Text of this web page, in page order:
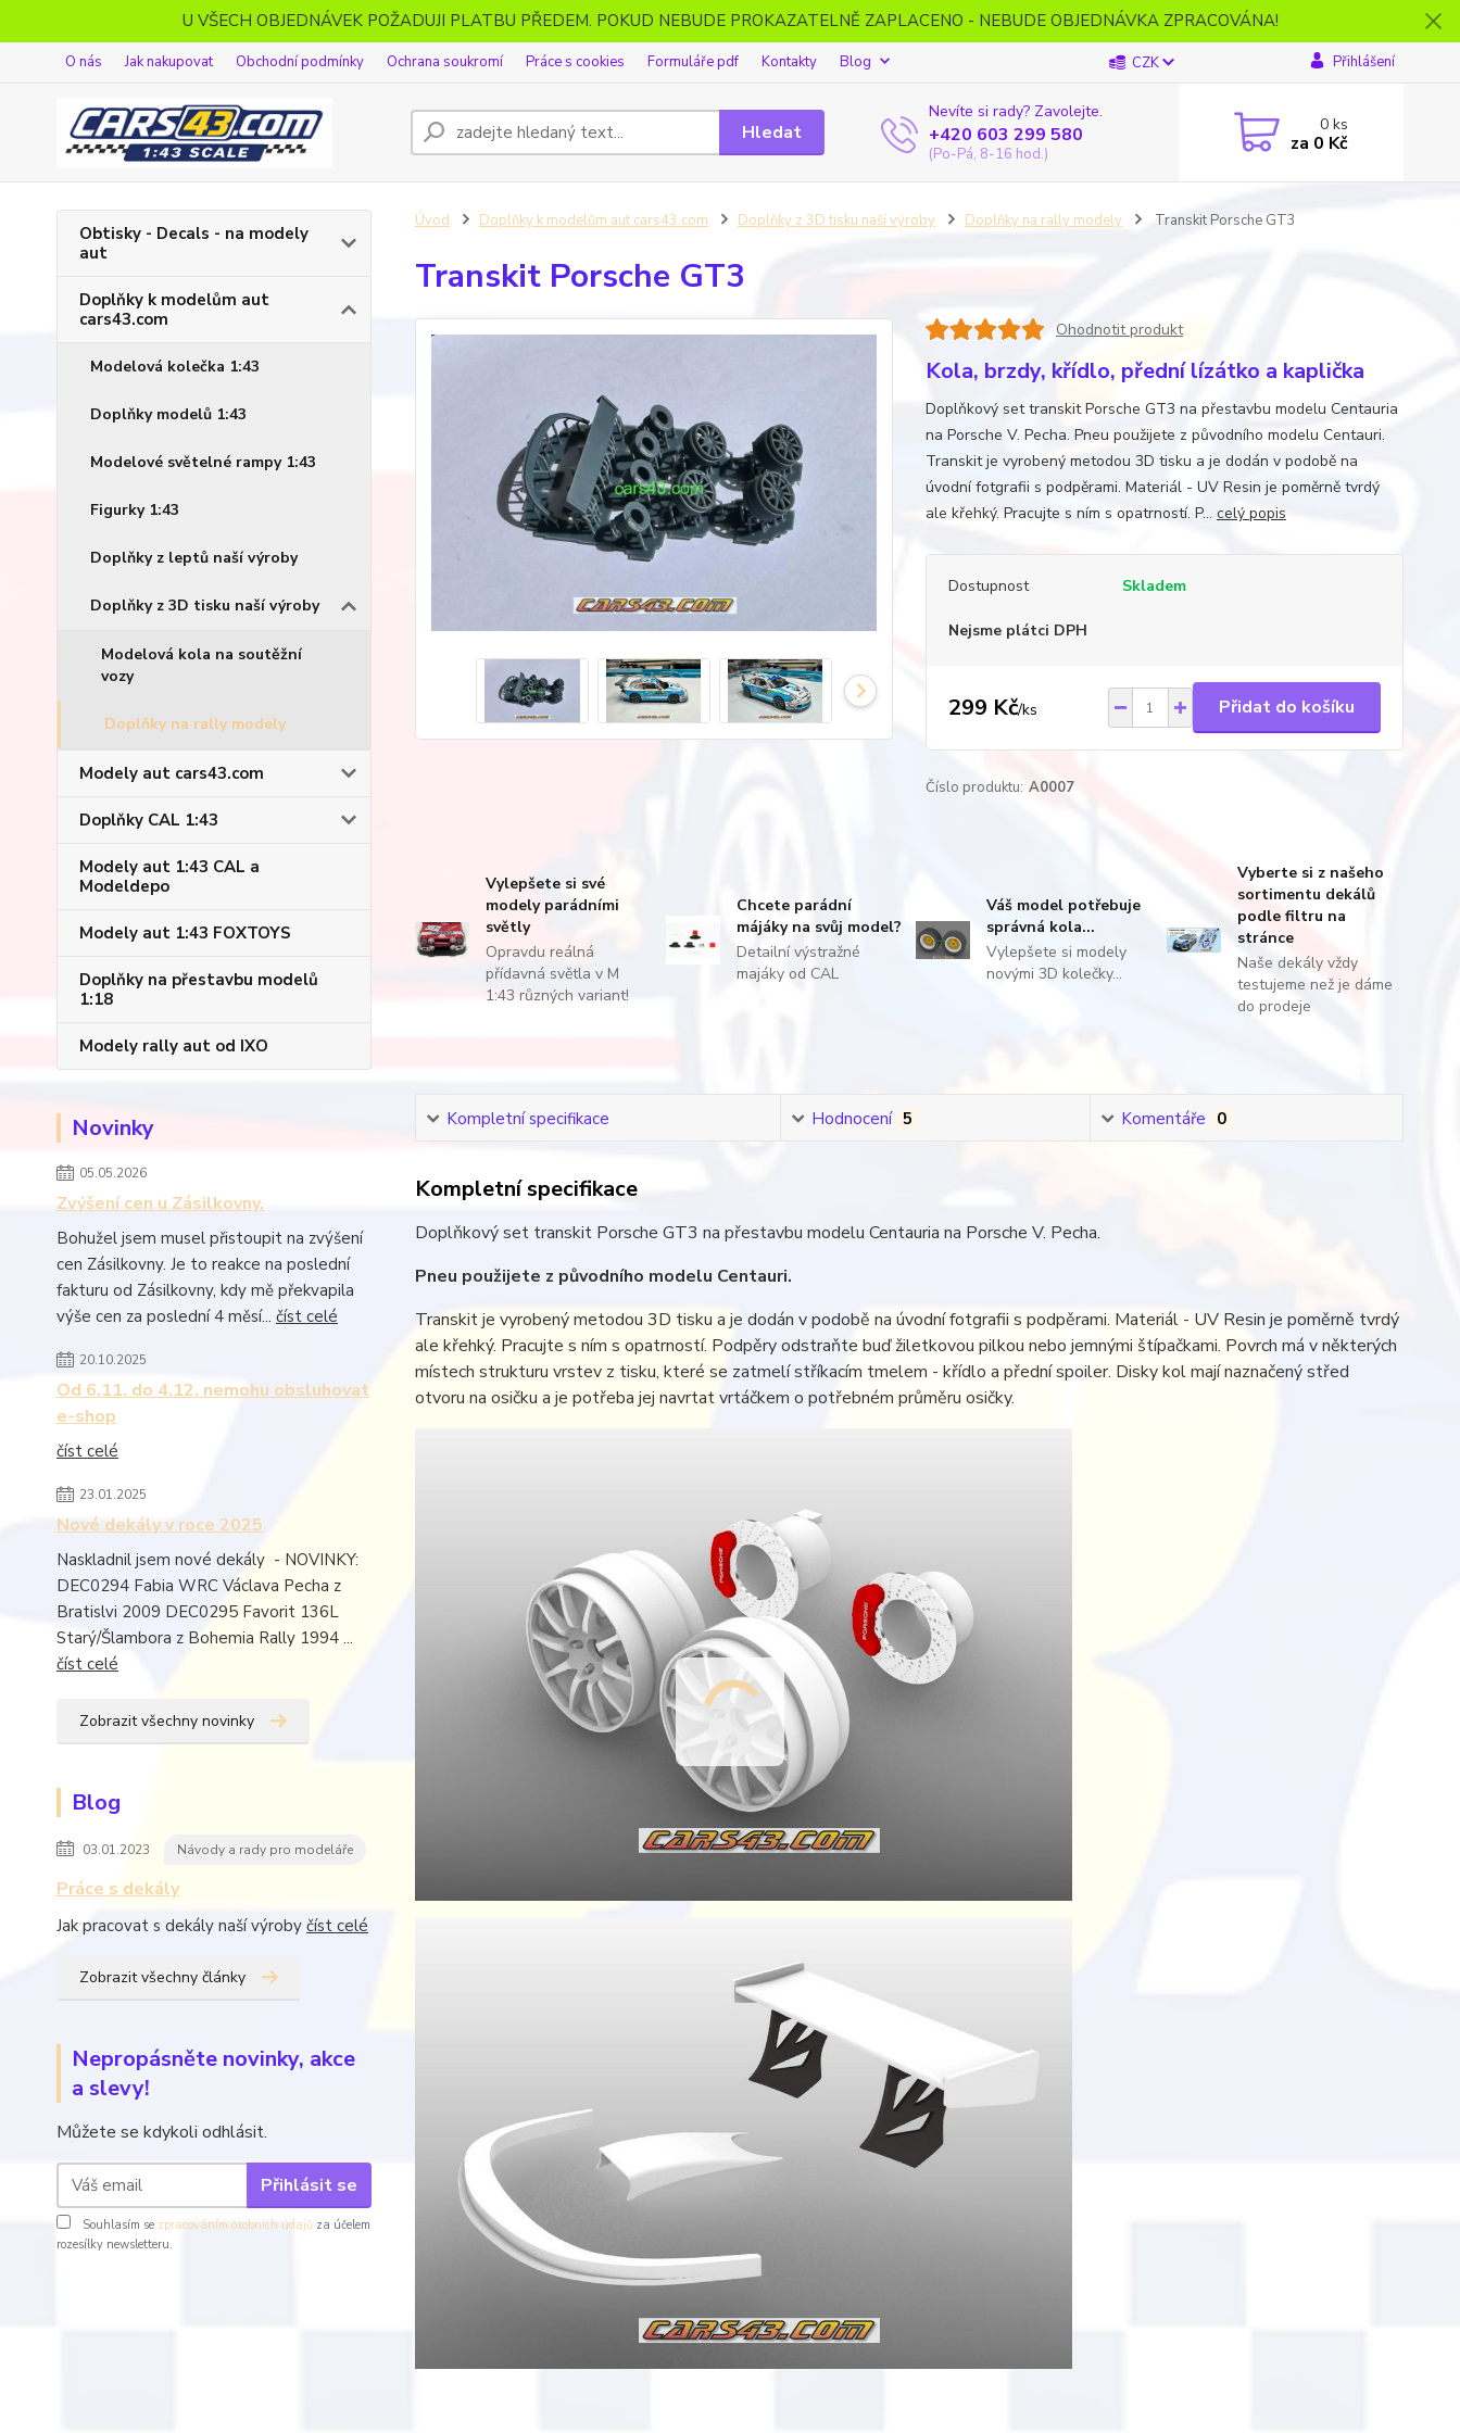
U VŠECH OBJEDNÁVEK POŽADUJI PLATBU PŘEDEM. POKUD NEBUDE PROKAZATELNĚ ZAPLACENO - NEBUDE OBJEDNÁVKA ZPRACOVÁNA!
O nás Jak nakupovat Obchodní podmínky Ochrana soukromí Práce s cookies Formuláře pdf Kontakty Blog CZK Přihlášení
Hledat
Nevíte si rady? Zavolejte.
+420 603 299 580
(Po-Pá, 8-16 hod.)
0ks
za 0 Kč
Obtisky - Decals - na modely
aut
Doplňky k modelům aut
cars43.com
Modelová kolečka 1:43
Doplňky modelů 1:43
Modelové světelné rampy 1:43
Figurky 1:43
Doplňky z leptů naší výroby
Doplňky z 3D tisku naší výroby
Modelová kola na soutěžní
vozy
Doplňky na rally modely
Modely aut cars43.com
Doplňky CAL 1:43
Modely aut 1:43 CAL a
Modeldepo
Modely aut 1:43 FOXTOYS
Doplňky na přestavbu modelů
1:18
Modely rally aut od IXO
Novinky
05.05.2026
Zvýšení cen u Zásilkovny.
Bohužel jsem musel přistoupit na zvýšení
cen Zásilkovny. Je to reakce na poslední
fakturu od Zásilkovny, kdy mě překvapila
výše cen za poslední 4 měsí... číst celé
20.10.2025
Od 6.11. do 4.12. nemohu obsluhovat
e-shop
číst celé
23.01.2025
Nové dekály v roce 2025
Naskladnil jsem nové dekály - NOVINKY:
DEC0294 Fabia WRC Václava Pecha z
Bratislvi 2009 DEC0295 Favorit 136L
Starý/Šlambora z Bohemia Rally 1994 ...
číst celé
Zobrazit všechny novinky
Blog
03.01.2023 Návody a rady pro modeláře
Práce s dekály
Jak pracovat s dekály naší výroby číst celé
Zobrazit všechny články
Nepropásněte novinky, akce
a slevy!
Můžete se kdykoli odhlásit.
Přihlásit se
Souhlasím se zpracováním osobních údajů za účelem
rozesílky newsletteru.
Úvod Doplňky k modelům aut cars43.com Doplňky z 3D tisku naší výroby Doplňky na rally modely Transkit Porsche GT3
Transkit Porsche GT3
Ohodnotit produkt
Kola, brzdy, křídlo, přední lízátko a kaplička
Doplňkový set transkit Porsche GT3 na přestavbu modelu Centauria
na Porsche V. Pecha. Pneu použijete z původního modelu Centauri.
Transkit je vyrobený metodou 3D tisku a je dodán v podobě na
úvodní fotgrafii s podpěrami. Materiál - UV Resin je poměrně tvrdý
ale křehký. Pracujte s ním s opatrností. P... celý popis
Dostupnost Skladem
Nejsme plátci DPH
299 Kč/ks Přidat do košíku
Číslo produktu: A0007
Vylepšete si své
modely parádními
světly
Opravdu reálná
přídavná světla v M
1:43 různých variant!
Chcete parádní
májáky na svůj model?
Detailní výstražné
majáky od CAL
Váš model potřebuje
správná kola...
Vylepšete si modely
novými 3D kolečky...
Vyberte si z našeho
sortimentu dekálů
podle filtru na
stránce
Naše dekály vždy
testujeme než je dáme
do prodeje
Kompletní specifikace Hodnocení 5 Komentáře 0
Kompletní specifikace
Doplňkový set transkit Porsche GT3 na přestavbu modelu Centauria na Porsche V. Pecha.
Pneu použijete z původního modelu Centauri.
Transkit je vyrobený metodou 3D tisku a je dodán v podobě na úvodní fotgrafii s podpěrami. Materiál - UV Resin je poměrně tvrdý
ale křehký. Pracujte s ním s opatrností. Podpěry odstraňte buď žiletkovou pilkou nebo jemnými štípačkami. Povrch má v některých
místech strukturu vrstev z tisku, které se zatmelí stříkacím tmelem - křídlo a přední spoiler. Disky kol mají naznačený střed
otvoru na osičku a je potřeba jej navrtat vrtáčkem o potřebném průměru osičky.